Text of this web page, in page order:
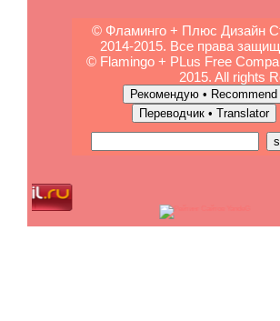
© Фламинго + Плюс Дизайн
2014-2015. Все права
© Flamingo + PLus Free
2015. All rights